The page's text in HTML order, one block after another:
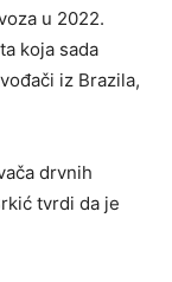
u 2022.
koja sada
iz Brazila,
drvnih
tvrdi da je